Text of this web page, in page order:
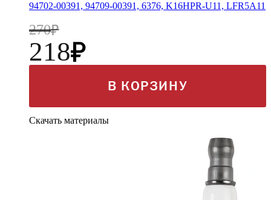
94702-00391, 94709-00391, 6376, K16HPR-U11, LFR5A11
270
218
В КОРЗИНУ
Скачать материалы